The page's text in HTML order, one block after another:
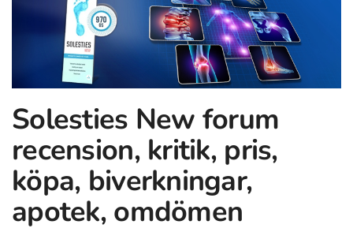
Solesties New forum
recension, kritik, pris,
köpa, biverkningar,
apotek, omdömen